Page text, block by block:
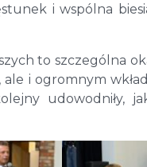
i wspólna
to szczególna
ale i ogromnym
udowodniły,